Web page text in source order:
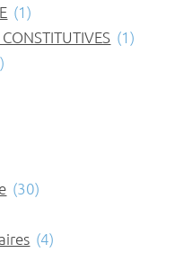
(1)
(1)
(30)
(4)